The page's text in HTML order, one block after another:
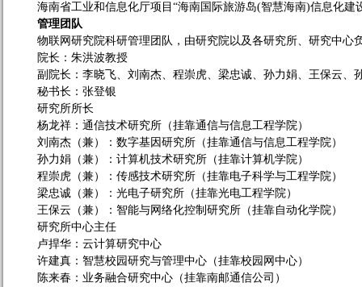
海南省工业和信息化厅项目 “海南国际旅游岛(智慧海南)信息化建
管理团队
物联网研究院科研管理团队，由研究院以及各研究所、研究中心
院长：朱洪波教授
副院长：李晓飞、刘南杰、程崇虎、梁忠诚、孙力娟、王保云、
秘书长：张登银
研究所所长
杨龙祥：通信技术研究所（挂靠通信与信息工程学院）
刘南杰（兼）：数字基因研究所（挂靠通信与信息工程学院）
孙力娟（兼）：计算机技术研究所（挂靠计算机学院）
程崇虎（兼）：传感技术研究所（挂靠电子科学与工程学院）
梁忠诚（兼）：光电子研究所（挂靠光电工程学院）
王保云（兼）：智能与网络化控制研究所（挂靠自动化学院）
研究所中心主任
卢捍华：云计算研究中心
许建真：智慧校园研究与管理中心（挂靠校园网中心）
陈来春：业务融合研究中心（挂靠南邮通信公司）